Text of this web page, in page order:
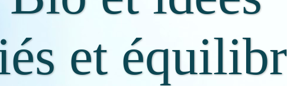
et